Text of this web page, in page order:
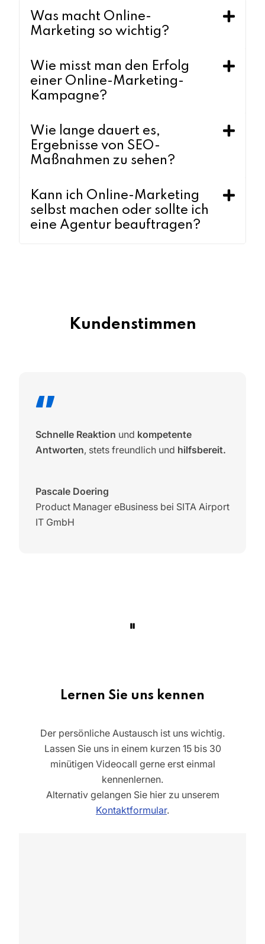
Was macht Online-
Marketing so wichtig?
Wie misst man den Erfolg
einer Online-Marketing-
Kampagne?
Wie lange dauert es,
Ergebnisse von SEO-
Maßnahmen zu sehen?
Kann ich Online-Marketing
selbst machen oder sollte ich
eine Agentur beauftragen?
Kundenstimmen
Schnelle Reaktion und kompetente
Antworten, stets freundlich und hilfsbereit.
Pascale Doering
Product Manager eBusiness bei SITA Airport
IT GmbH
Lernen Sie uns kennen
Der persönliche Austausch ist uns wichtig.
Lassen Sie uns in einem kurzen 15 bis 30
minütigen Videocall gerne erst einmal
kennenlernen.
Alternativ gelangen Sie hier zu unserem
Kontaktformular.